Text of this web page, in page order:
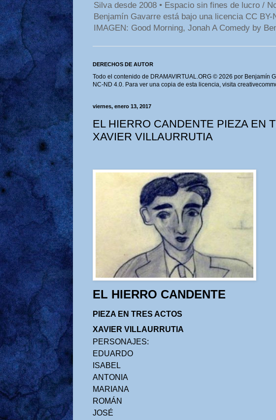
Silva desde 2008 • Espacio sin fines de lucro /
Benjamín Gavarre está bajo una licencia CC
IMAGEN: Good Morning, Jonah A Comedy by
DERECHOS DE AUTOR
Todo el contenido de DRAMAVIRTUAL.ORG © 2026 por Benjamín
NC-ND 4.0. Para ver una copia de esta licencia, visita
viernes, enero 13, 2017
EL HIERRO CANDENTE PIEZA EN
XAVIER VILLAURRUTIA
EL HIERRO CANDENTE
PIEZA EN TRES ACTOS
XAVIER VILLAURRUTIA
PERSONAJES:
EDUARDO
ISABEL
ANTONIA
MARIANA
ROMÁN
JOSÉ